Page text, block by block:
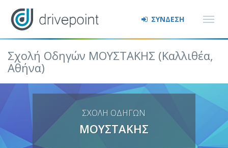
ΣΥΝΔΕΣΗ
Σχολή Οδηγών ΜΟΥΣΤΑΚΗΣ (Καλλιθέα,
Αθήνα)
ΣΧΟΛΗ ΟΔΗΓΩΝ
ΜΟΥΣΤΑΚΗΣ